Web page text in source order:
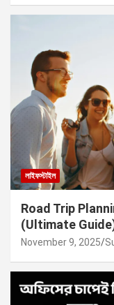
লাইফস্টাইল
Road Trip Planning:
(Ultimate
November 9, 2025